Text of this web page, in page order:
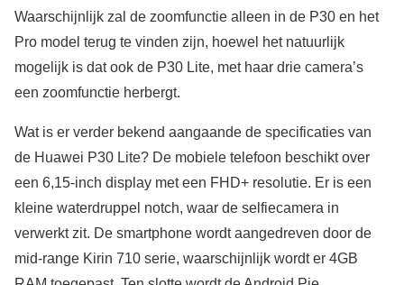
Waarschijnlijk zal de zoomfunctie alleen in de P30 en het
Pro model terug te vinden zijn, hoewel het natuurlijk
mogelijk is dat ook de P30 Lite, met haar drie camera’s
een zoomfunctie herbergt.
Wat is er verder bekend aangaande de specificaties van
de Huawei P30 Lite? De mobiele telefoon beschikt over
een 6,15-inch display met een FHD+ resolutie. Er is een
kleine waterdruppel notch, waar de selfiecamera in
verwerkt zit. De smartphone wordt aangedreven door de
mid-range Kirin 710 serie, waarschijnlijk wordt er 4GB